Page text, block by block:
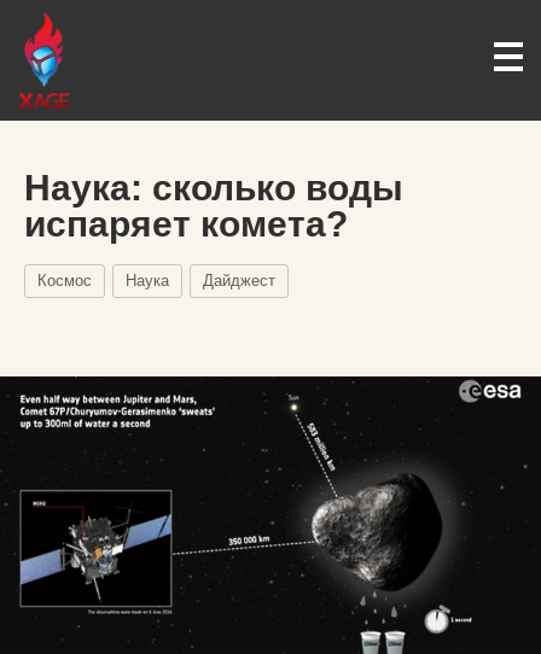
Наука: сколько воды
испаряет комета?
Космос Наука Дайджест